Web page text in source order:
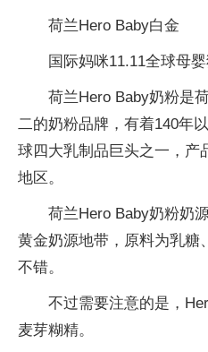
荷兰Hero Baby白金
国际妈咪11.11全球母
荷兰Hero Baby奶粉是
二的奶粉品牌，有着140年
球四大乳制品巨头之一，产
地区。
荷兰Hero Baby奶粉奶
黄金奶源地带，原料为乳糖
不错。
不过需要注意的是，
麦芽糊精。